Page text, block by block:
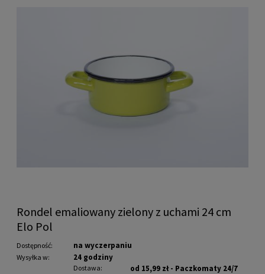
Rondel emaliowany zielony z uchami 24 cm
Elo Pol
Dostępność: na wyczerpaniu
Wysyłka w: 24 godziny
Dostawa: od 15,99 zł - Paczkomaty 24/7